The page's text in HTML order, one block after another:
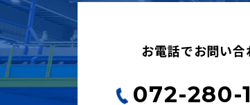
お電話でお問い合
072-280-